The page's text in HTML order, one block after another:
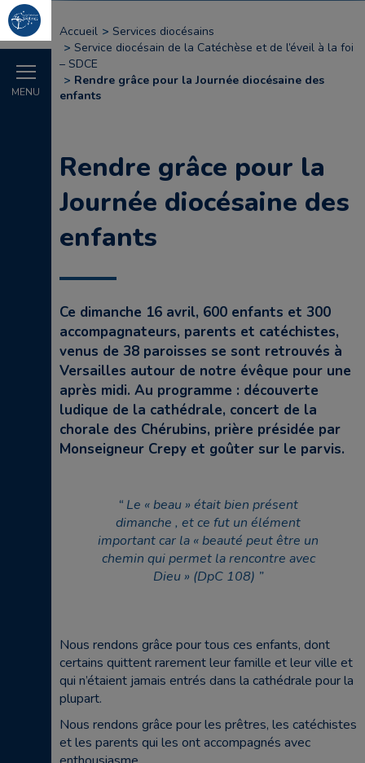
MENU
Accueil
Services diocésains
Service diocésain de la Catéchèse et de l’éveil à la foi
– SDCE
Rendre grâce pour la Journée diocésaine des
enfants
Rendre grâce pour la
Journée diocésaine des
enfants
Ce dimanche 16 avril, 600 enfants et 300
accompagnateurs, parents et catéchistes,
venus de 38 paroisses se sont retrouvés à
Versailles autour de notre évêque pour une
après midi. Au programme : découverte
ludique de la cathédrale, concert de la
chorale des Chérubins, prière présidée par
Monseigneur Crepy et goûter sur le parvis.
Le « beau » était bien présent
dimanche , et ce fut un élément
important car la « beauté peut être un
chemin qui permet la rencontre avec
Dieu » (DpC 108)
Nous rendons grâce pour tous ces enfants, dont
certains quittent rarement leur famille et leur ville et
qui n’étaient jamais entrés dans la cathédrale pour la
plupart.
Nous rendons grâce pour les prêtres, les catéchistes
et les parents qui les ont accompagnés avec